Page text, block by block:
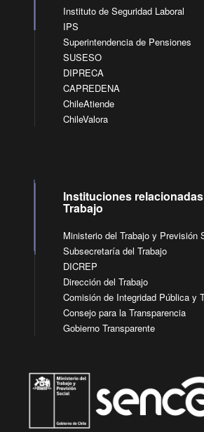
Instituto de Seguridad Laboral
IPS
Superintendencia de Pensiones
SUSESO
DIPRECA
CAPREDENA
ChileAtiende
ChileValora
Instituciones
Trabajo
Ministerio del Trabajo y Previsión
Subsecretaría del Trabajo
DICREP
Dirección del Trabajo
Comisión de Integridad Pública y
Consejo para la Transparencia
Gobierno Transparente